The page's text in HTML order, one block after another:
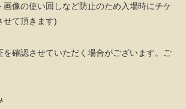
像の使い回しなど防止のため入場時にチケ
せて頂きます)
を確認させていただく場合がございます。ご